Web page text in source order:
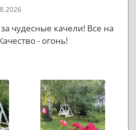
чудесные качели! Все на
- огонь!